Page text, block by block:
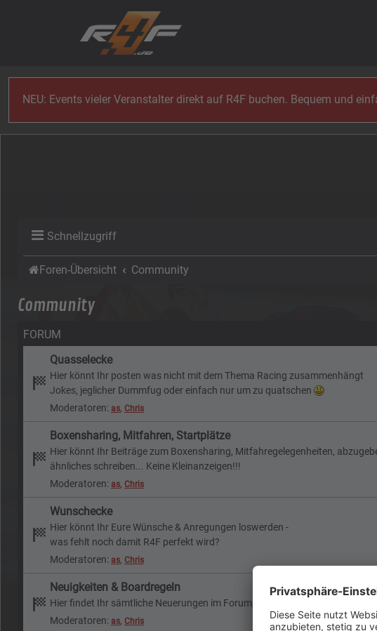
NEU: Events vieler Veranstalter direkt auf R4F buchen. Bequem und
Schnellzugriff
Foren-Übersicht Community
Community
FORUM
Quasselecke
Hier könnt Ihr posten was nicht mit dem Thema Racing zusammenhängt
Jokes, jeglicher Dummfug oder einfach nur um zu quatschen
Moderatoren: as, Chris
Boxensharing, Mitfahren, Startplätze
Hier könnt Ihr Beiträge zum Boxensharing, Mitfahregelegenheiten,
ähnliches schreiben... Keine Kleinanzeigen!!!
Moderatoren: as, Chris
Wunschecke
Hier könnt Ihr Eure Wünsche & Anregungen loswerden -
was fehlt noch damit R4F perfekt wird?
Moderatoren: as, Chris
Neuigkeiten & Boardregeln
Hier findet Ihr sämtliche Neuerungen im Forum, Boardregeln, Netiquette und
Moderatoren: as, Chris